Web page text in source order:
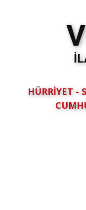
HÜRRİYET -